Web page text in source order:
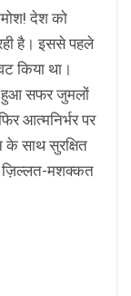
देश को
है। इससे पहले
किया था।
हुआ सफर जुमलों
आत्मनिर्भर पर
के साथ सुरक्षित
ज़िल्लत-मशक्कत